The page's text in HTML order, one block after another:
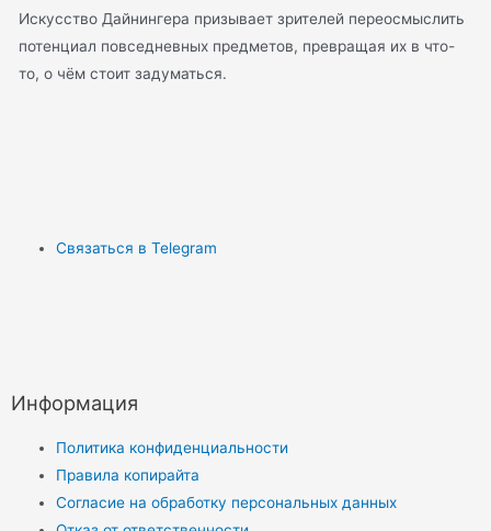
Искусство Дайнингера призывает зрителей переосмыслить
потенциал повседневных предметов, превращая их в что-
то, о чём стоит задуматься.
Связаться в Telegram
Информация
Политика конфиденциальности
Правила копирайта
Согласие на обработку персональных данных